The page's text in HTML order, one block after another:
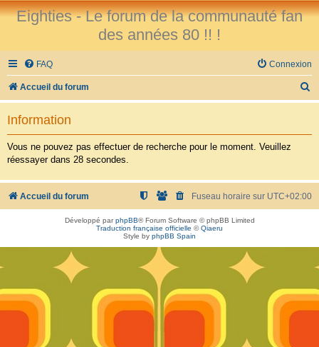
Eighties - Le forum de la communauté fan
des années 80 !! !
FAQ Connexion
Accueil du forum
e
r
c
Information
Vous ne pouvez pas effectuer de recherche pour le moment. Veuillez
réessayer dans 28 secondes.
Accueil du forum Fuseau horaire sur UTC+02:00
Développé parphpBB® Forum Software © phpBB Limited
Traduction française officielle ©Qiaeru
Style by phpBB Spain